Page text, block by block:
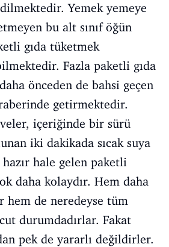
Yemek yemeye
bu alt sınıf öğün
gıda tüketmek
Fazla paketli gıda
önceden de bahsi geçen
getirmektedir.
içeriğinde bir sürü
iki dakikada sıcak suya
hale gelen paketli
daha kolaydır. Hem daha
hem de neredeyse tüm
durumdadırlar. Fakat
pek de yararlı değildirler.